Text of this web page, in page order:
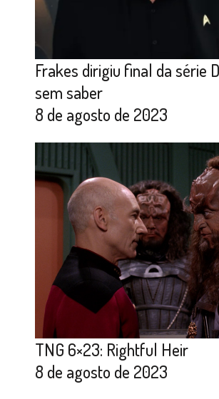
Frakes dirigiu final da série
sem saber
8 de agosto de 2023
TNG 6×23: Rightful Heir
8 de agosto de 2023